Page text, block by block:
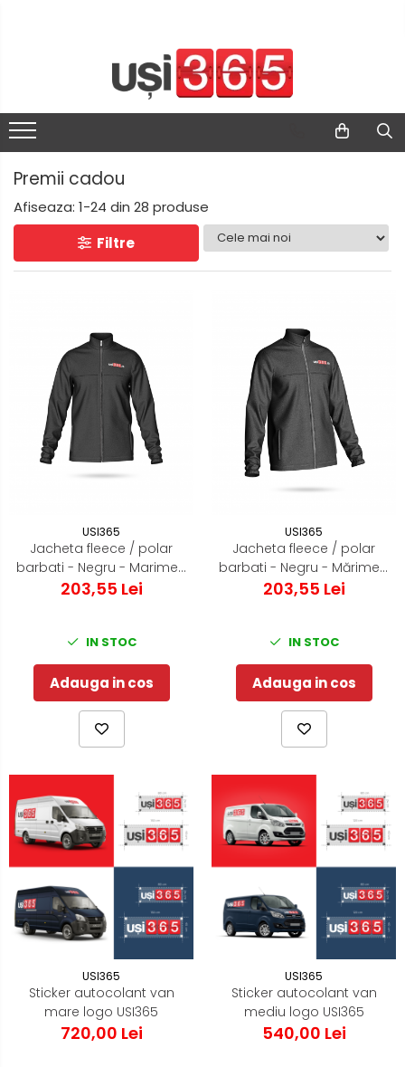
Premii cadou
Afiseaza: 1-24 din 28 produse
Filtre
USI365
Jacheta fleece / polar
barbati - Negru - Marimea
L
203,55 Lei
IN STOC
Adauga in cos
USI365
Jacheta fleece / polar
barbati - Negru - Mărimea
S
203,55 Lei
IN STOC
Adauga in cos
USI365
Sticker autocolant van
mare logo USI365
720,00 Lei
USI365
Sticker autocolant van
mediu logo USI365
540,00 Lei